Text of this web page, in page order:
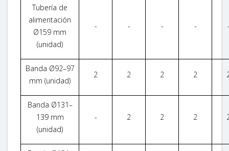
Tubería de
alimentación
Ø159 mm
(unidad)
- - - -
Banda Ø92–97
mm (unidad)
2 2 2 2
Banda Ø131–
139 mm
(unidad)
- 2 2 2